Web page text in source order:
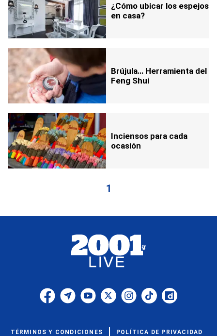
¿Cómo ubicar los espejos
en casa?
Brújula… Herramienta del
Feng Shui
Inciensos para cada
ocasión
1
TÉRMINOS Y CONDICIONES POLÍTICA DE PRIVACIDAD